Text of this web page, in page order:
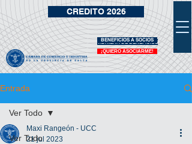
¡QUIERO ASOCIARME!
VIDRIERA DE BENEFICIOS
BENEFICIOS A SOCIOS
CREDITO 2026
Entrada
Ver Todo
Ver Todo
Maxi Rangeón - UCC
21 jul 2023